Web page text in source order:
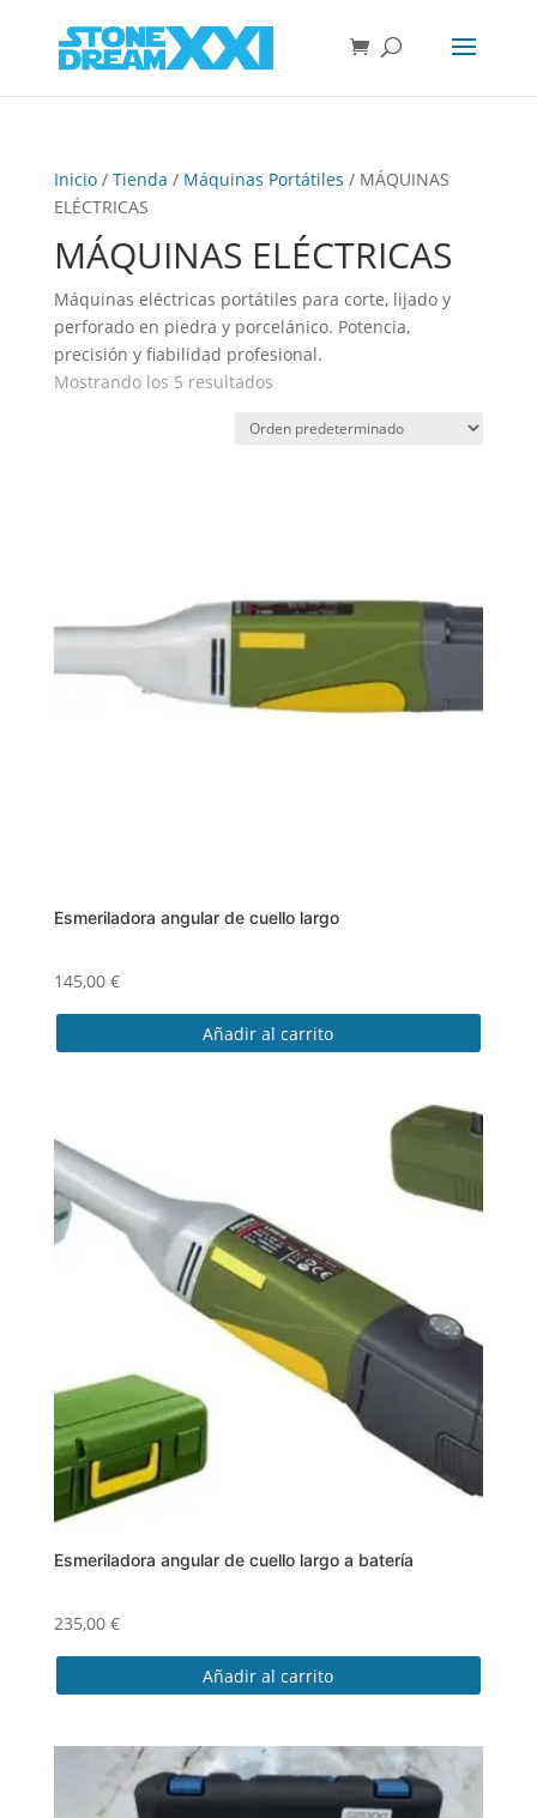
Inicio/ Tienda / Máquinas Portátiles / MÁQUINAS
ELÉCTRICAS
MÁQUINAS ELÉCTRICAS
Máquinas eléctricas portátiles para corte, lijado y
perforado en piedra y porcelánico. Potencia,
precisión y fiabilidad profesional.
Mostrando los 5 resultados
Esmeriladora angular de cuello largo
145,00 €
Añadir al carrito
Esmeriladora angular de cuello largo a batería
235,00 €
Añadir al carrito